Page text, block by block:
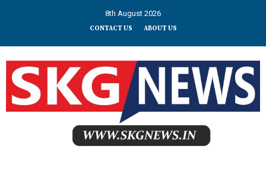
8th August 2026
CONTACT US ABOUT US